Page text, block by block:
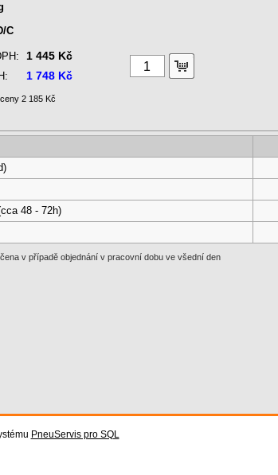
C
1 445 Kč
1 748 Kč
2 185 Kč
48 - 72h)
v případě objednání v pracovní dobu ve všední den
PneuServis pro SQL